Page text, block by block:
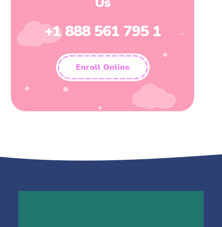
+1 888 561 795 1
Enroll Online